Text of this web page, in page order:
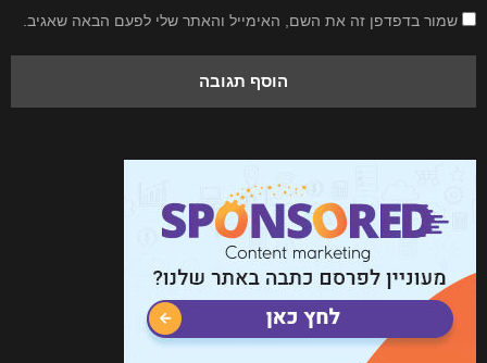
שמור בדפדפן זה את השם, האימייל והאתר שלי לפעם הבאה שאגיב.